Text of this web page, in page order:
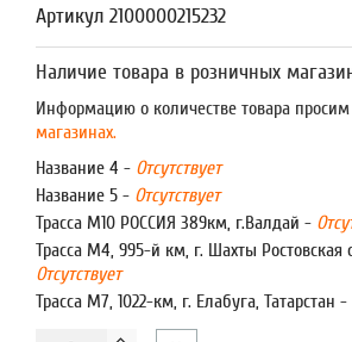
Артикул 2100000215232
Наличие товара в розничных
Информацию о количестве товара просим
магазинах.
Название 4 - Отсутствует
Название 5 - Отсутствует
Трасса М10 РОССИЯ 389км, г.Валдай -
Трасса М4, 995-й км, г. Шахты
Отсутствует
Трасса М7, 1022-км, г. Елабуга, Татарстан -